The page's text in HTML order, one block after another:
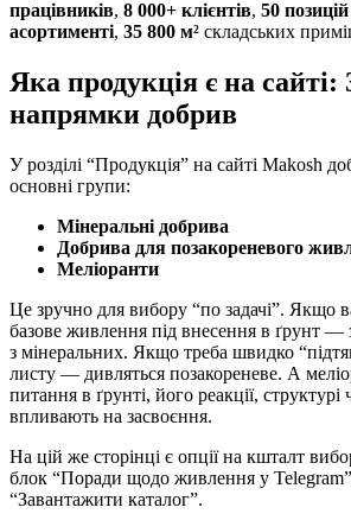
працівників, 8 000+ клієнтів, 50
асортименті, 35 800 м² складських
Яка продукція є на сайті:
напрямки добрив
У розділі “Продукція” на сайті Makosh
основні групи:
Мінеральні добрива
Добрива для позакореневого
Меліоранти
Це зручно для вибору “по задачі”. Якщо
базове живлення під внесення в ґрунт —
з мінеральних. Якщо треба швидко
листу — дивляться позакореневе. А
питання в ґрунті, його реакції,
впливають на засвоєння.
На цій же сторінці є опції на кшталт
блок “Поради щодо живлення у
“Завантажити каталог”.